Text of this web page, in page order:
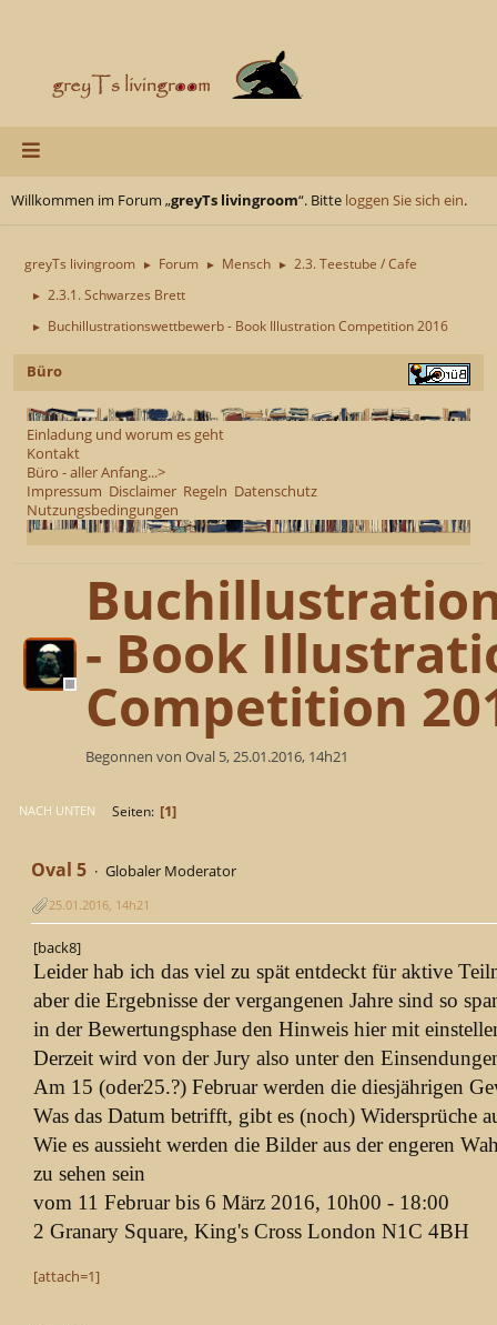
Willkommen im Forum „greyTs livingroom“. Bitte loggen Sie sich ein.
greyTs livingroom ► Forum ► Mensch ► 2.3. Teestube / Cafe
► 2.3.1. Schwarzes Brett
► Buchillustrationswettbewerb - Book Illustration Competition 2016
Büro
Einladung und worum es geht
Kontakt
Büro - aller Anfang...>
Impressum Disclaimer Regeln Datenschutz
Nutzungsbedingungen
- Book
Competition
Begonnen von Oval 5, 25.01.2016, 14h21
NACH UNTEN Seiten 1
Oval 5 Globaler Moderator
25.01.2016, 14h21
[back8]
Leider hab ich das viel zu spät entdeckt für aktive
aber die Ergebnisse der vergangenen Jahre sind so
in der Bewertungsphase den Hinweis hier mit
Derzeit wird von der Jury also unter den
Am 15 (oder25.?) Februar werden die diesjährigen
Was das Datum betrifft, gibt es (noch) Widersprüche
Wie es aussieht werden die Bilder aus der engeren
zu sehen sein
vom 11 Februar bis 6 März 2016, 10h00 - 18:00
2 Granary Square, King's Cross London N1C 4BH
[attach=1]